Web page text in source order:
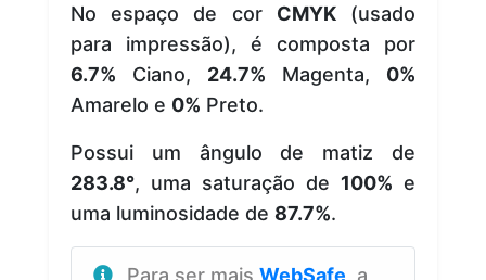
No espaço de cor CMYK(usado
para impressão), é composta por
6.7% Ciano, 24.7% Magenta, 0%
Amarelo e 0% Preto.
Possui um ângulo de matiz de
283.8°, uma saturação de 100% e
uma luminosidade de 87.7%.
Para ser mais WebSafe, a